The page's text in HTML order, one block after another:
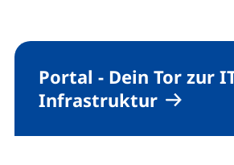
Portal - Dein Tor zur
Infrastruktur